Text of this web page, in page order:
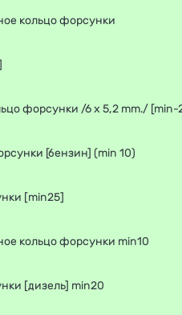
кольцо форсунки
форсунки /6 x 5,2 mm./ [min-
[бензин] (min 10)
[min25]
кольцо форсунки min10
[дизель] min20